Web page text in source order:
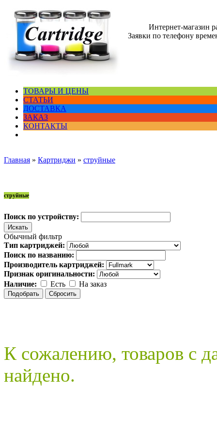
Интернет-магазин
Заявки по телефону
ТОВАРЫ И ЦЕНЫ
СТАТЬИ
ДОСТАВКА
ЗАКАЗ
КОНТАКТЫ
Главная » Картриджи » струйные
струйные
Поиск по устройству:
Обычный фильтр
Тип картриджей:
Поиск по названию:
Производитель картриджей:
Признак оригинальности:
Наличие:
Есть На заказ
К сожалению, товаров с
найдено.